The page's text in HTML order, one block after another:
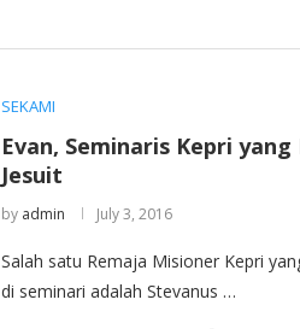
SEKAMI
Evan, Seminaris Kepri
Jesuit
by admin July 3, 2016
Salah satu Remaja Misioner Kepri
di seminari adalah Stevanus …